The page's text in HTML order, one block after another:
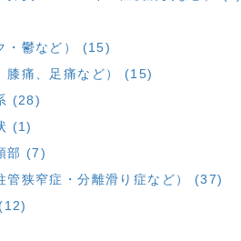
・鬱など） (15)
膝痛、足痛など） (15)
(28)
(1)
部 (7)
管狭窄症・分離滑り症など） (37)